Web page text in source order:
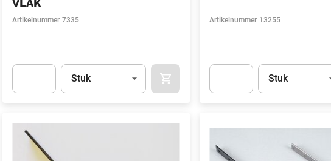
VLAK
Artikelnummer 7335
Eenheid
Stuk
Artikelnummer 13255
Eenheid
Stuk